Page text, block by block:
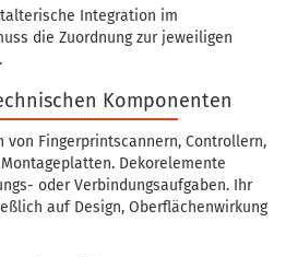
Integration im
die Zuordnung zur jeweiligen
Komponenten
Fingerprintscannern, Controllern,
Dekorelemente
oder Verbindungsaufgaben. Ihr
auf Design, Oberflächenwirkung